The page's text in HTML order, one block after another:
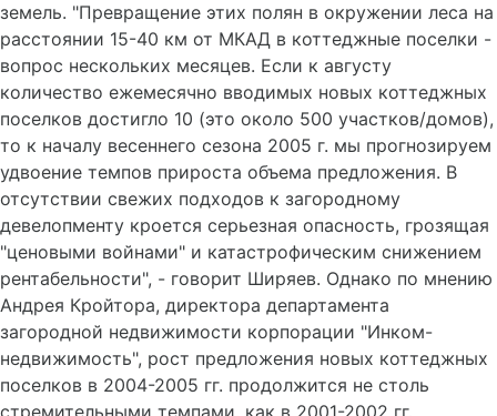
земель. "Превращение этих полян в окружении леса на
расстоянии 15-40 км от МКАД в коттеджные поселки -
вопрос нескольких месяцев. Если к августу
количество ежемесячно вводимых новых коттеджных
поселков достигло 10 (это около 500 участков/домов),
то к началу весеннего сезона 2005 г. мы прогнозируем
удвоение темпов прироста объема предложения. В
отсутствии свежих подходов к загородному
девелопменту кроется серьезная опасность, грозящая
"ценовыми войнами" и катастрофическим снижением
рентабельности", - говорит Ширяев. Однако по мнению
Андрея Кройтора, директора департамента
загородной недвижимости корпорации "Инком-
недвижимость", рост предложения новых коттеджных
поселков в 2004-2005 гг. продолжится не столь
стремительными темпами, как в 2001-2002 гг.